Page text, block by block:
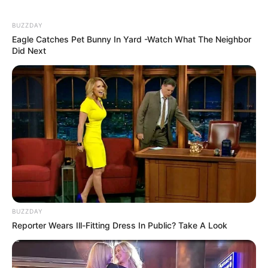
Ukuran Baju: –
Pendidikan
Universidad Estatal Paulista, Universitas Miami, Colegio Politec
Keluarga
Ayah: –
Ibu: –
Saudara Laki-laki: Andrew
Saudara Perempuan: –
Pacar
Odell Beckham Jr.
BUZZDAY
Eagle Catches Pet Bunny In Yard -Watch What The Neighbor
Did Next
BUZZDAY
Reporter Wears Ill-Fitting Dress In Public? Take A Look